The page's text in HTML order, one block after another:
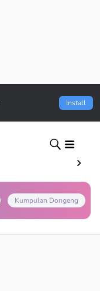
Install
Kumpulan Dongeng